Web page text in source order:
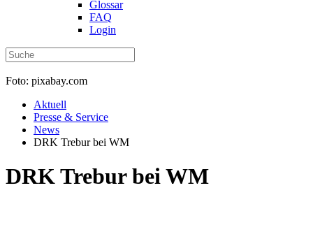
Glossar
FAQ
Login
Foto: pixabay.com
Aktuell
Presse & Service
News
DRK Trebur bei WM
DRK Trebur bei WM